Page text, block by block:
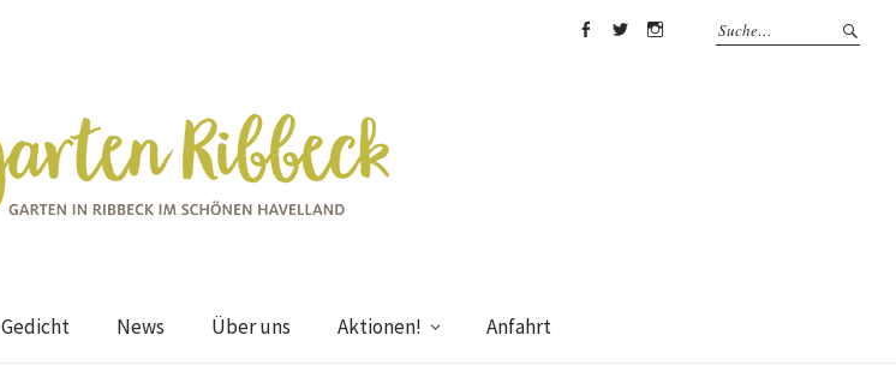
Gedicht News Über uns Aktionen! Anfahrt